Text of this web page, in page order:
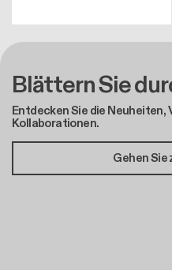
Blättern Sie
Entdecken Sie die
Kollaborationen.
Gehen Sie